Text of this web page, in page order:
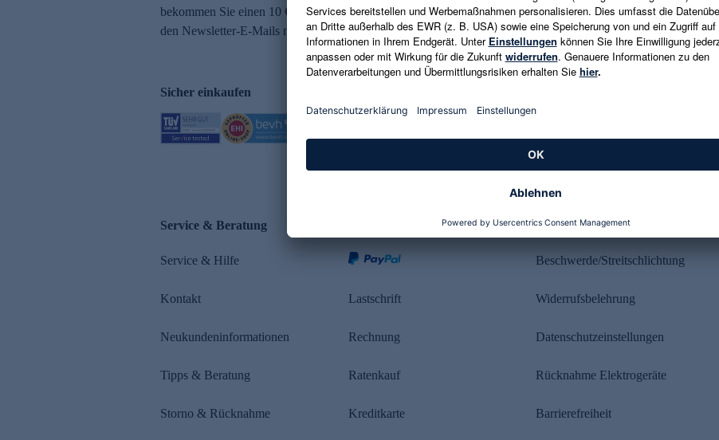
bekommen Sie einen 10 € Gutschein. Eine Abmeldung ist jederzeit in
den Newsletter-E-Mails möglich.
Es gelten die Datenschutzrichtlinien
Sicher einkaufen
Service & Beratung
Service & Hilfe
Kontakt
Neukundeninformationen
Tipps & Beratung
Storno & Rücknahme
Lastschrift
Rechnung
Ratenkauf
Kreditkarte
Rechtliches
Beschwerde/Streitschlichtung
Widerrufsbelehrung
Datenschutzeinstellungen
Rücknahme Elektrogeräte
Barrierefreiheit